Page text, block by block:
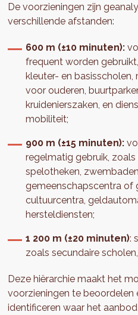
De voorzieningen zijn
verschillende afstanden:
600 m (±10 minuten):
frequent worden
kleuter- en
voor ouderen,
kruidenierszaken, en
mobiliteit;
900 m (±15 minuten):
regelmatig gebruik,
spelotheken,
gemeenschapscentra of
cultuurcentra,
hersteldiensten;
1 200 m (±20 minuten):
zoals secundaire
Deze hiërarchie maakt het
voorzieningen te beoordelen
identificeren waar het